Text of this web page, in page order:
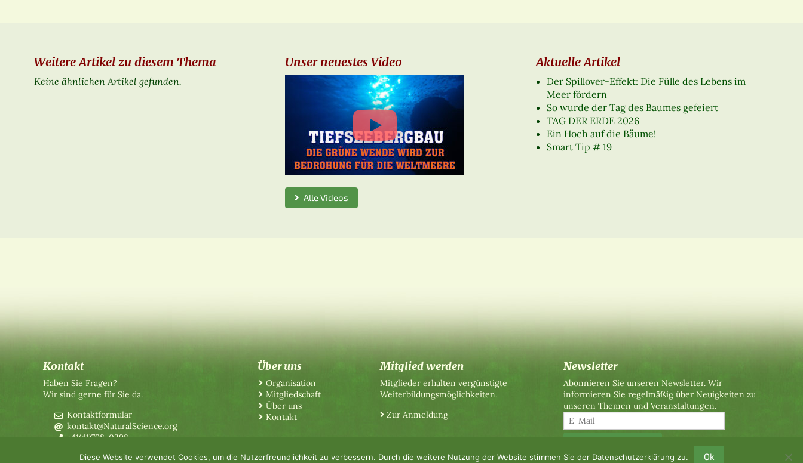
Weitere Artikel zu diesem Thema
Keine ähnlichen Artikel gefunden.
Unser neuestes Video
Alle Videos
Aktuelle Artikel
Der Spillover-Effekt: Die Fülle des Lebens im
Meer fördern
So wurde der Tag des Baumes gefeiert
TAG DER ERDE 2026
Ein Hoch auf die Bäume!
Smart Tip # 19
Kontakt
Haben Sie Fragen?
Wir sind gerne für Sie da.
Kontaktformular
kontakt@NaturalScience.org
+41(41)798-0398
Über uns
Organisation
Mitgliedschaft
Über uns
Kontakt
Mitglied werden
Mitglieder erhalten vergünstigte
Weiterbildungsmöglichkeiten.
Zur Anmeldung
Newsletter
Abonnieren Sie unseren Newsletter. Wir
informieren Sie regelmäßig über Neuigkeiten zu
unseren Themen und Veranstaltungen.
Diese Website verwendet Cookies, um die Nutzerfreundlichkeit zu verbessern. Durch die weitere Nutzung der Website stimmen Sie der Datenschutzerklärung zu. Ok